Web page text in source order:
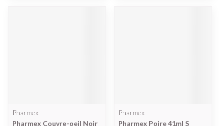
Pharmex
Pharmex Couvre-oeil Noir
Pharmex
Pharmex Poire 41ml S